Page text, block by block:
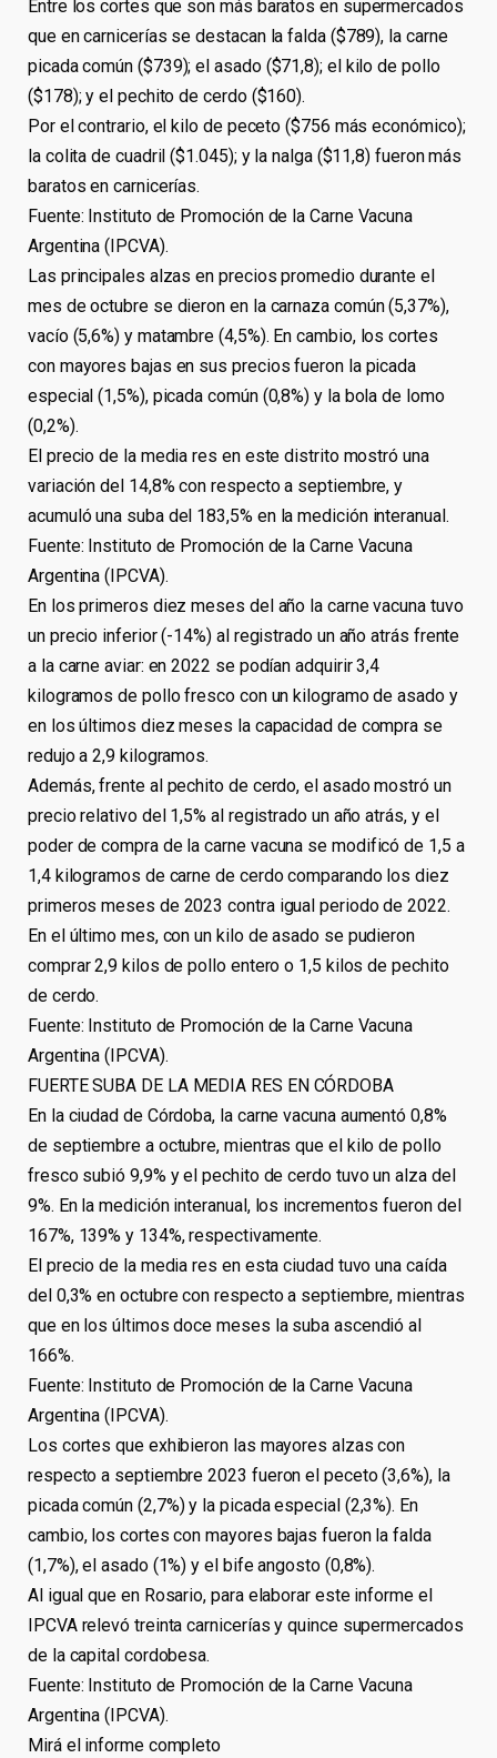
Entre los cortes que son más baratos en supermercados
que en carnicerías se destacan la falda ($789), la carne
picada común ($739); el asado ($71,8); el kilo de pollo
($178); y el pechito de cerdo ($160).
Por el contrario, el kilo de peceto ($756 más económico);
la colita de cuadril ($1.045); y la nalga ($11,8) fueron más
baratos en carnicerías.
Fuente: Instituto de Promoción de la Carne Vacuna
Argentina (IPCVA).
Las principales alzas en precios promedio durante el
mes de octubre se dieron en la carnaza común (5,37%),
vacío (5,6%) y matambre (4,5%). En cambio, los cortes
con mayores bajas en sus precios fueron la picada
especial (1,5%), picada común (0,8%) y la bola de lomo
(0,2%).
El precio de la media res en este distrito mostró una
variación del 14,8% con respecto a septiembre, y
acumuló una suba del 183,5% en la medición interanual.
Fuente: Instituto de Promoción de la Carne Vacuna
Argentina (IPCVA).
En los primeros diez meses del año la carne vacuna tuvo
un precio inferior (-14%) al registrado un año atrás frente
a la carne aviar: en 2022 se podían adquirir 3,4
kilogramos de pollo fresco con un kilogramo de asado y
en los últimos diez meses la capacidad de compra se
redujo a 2,9 kilogramos.
Además, frente al pechito de cerdo, el asado mostró un
precio relativo del 1,5% al registrado un año atrás, y el
poder de compra de la carne vacuna se modificó de 1,5 a
1,4 kilogramos de carne de cerdo comparando los diez
primeros meses de 2023 contra igual periodo de 2022.
En el último mes, con un kilo de asado se pudieron
comprar 2,9 kilos de pollo entero o 1,5 kilos de pechito
de cerdo.
Fuente: Instituto de Promoción de la Carne Vacuna
Argentina (IPCVA).
FUERTE SUBA DE LA MEDIA RES EN CÓRDOBA
En la ciudad de Córdoba, la carne vacuna aumentó 0,8%
de septiembre a octubre, mientras que el kilo de pollo
fresco subió 9,9% y el pechito de cerdo tuvo un alza del
9%. En la medición interanual, los incrementos fueron del
167%, 139% y 134%, respectivamente.
El precio de la media res en esta ciudad tuvo una caída
del 0,3% en octubre con respecto a septiembre, mientras
que en los últimos doce meses la suba ascendió al
166%.
Fuente: Instituto de Promoción de la Carne Vacuna
Argentina (IPCVA).
Los cortes que exhibieron las mayores alzas con
respecto a septiembre 2023 fueron el peceto (3,6%), la
picada común (2,7%) y la picada especial (2,3%). En
cambio, los cortes con mayores bajas fueron la falda
(1,7%), el asado (1%) y el bife angosto (0,8%).
Al igual que en Rosario, para elaborar este informe el
IPCVA relevó treinta carnicerías y quince supermercados
de la capital cordobesa.
Fuente: Instituto de Promoción de la Carne Vacuna
Argentina (IPCVA).
Mirá el informe completo